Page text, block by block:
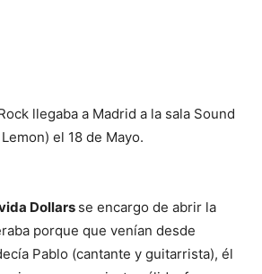
llegaba a Madrid a la sala Sound
el 18 de Mayo.
Dollars se encargo de abrir la
porque que venían desde
Pablo (cantante y guitarrista), él